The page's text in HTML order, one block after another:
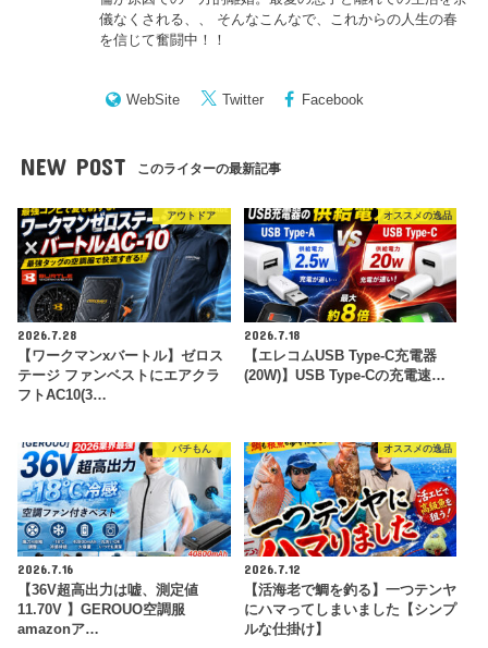
儀なくされる、、 そんなこんなで、これからの人生の春
を信じて奮闘中！！
WebSite Twitter Facebook
NEW POST このライターの最新記事
アウトドア
2026.7.28
【ワークマンxバートル】ゼロス
テージ ファンベストにエアクラ
フトAC10(3…
オススメの逸品
2026.7.18
【エレコムUSB Type-C充電器
(20W)】USB Type-Cの充電速…
パチもん
2026.7.16
【36V超高出力は嘘、測定値
11.70V 】GEROUO空調服
amazonア…
オススメの逸品
2026.7.12
【活海老で鯛を釣る】一つテンヤ
にハマってしまいました【シンプ
ルな仕掛け】